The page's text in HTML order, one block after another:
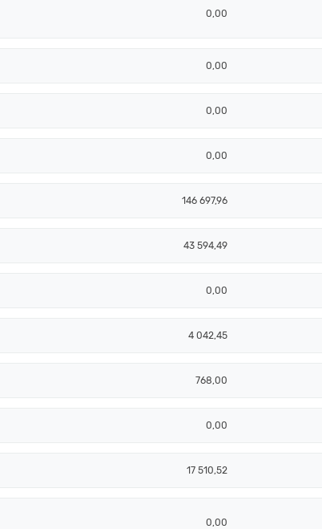
0,00
0,00
0,00
0,00
146 697,96
43 594,49
0,00
4 042,45
768,00
0,00
17 510,52
0,00